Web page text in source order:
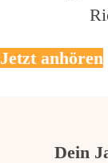
Jetzt anhören
Dein